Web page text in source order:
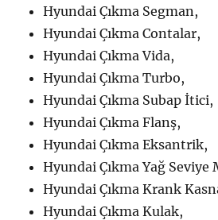
Hyundai Çıkma Segman,
Hyundai Çıkma Contalar,
Hyundai Çıkma Vida,
Hyundai Çıkma Turbo,
Hyundai Çıkma Subap İtici,
Hyundai Çıkma Flanş,
Hyundai Çıkma Eksantrik,
Hyundai Çıkma Yağ Seviye
Hyundai Çıkma Krank
Hyundai Çıkma Kulak,